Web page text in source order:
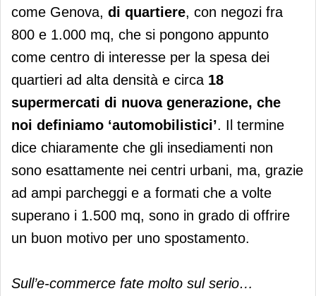
come Genova, di quartiere, con negozi fra
800 e 1.000 mq, che si pongono appunto
come centro di interesse per la spesa dei
quartieri ad alta densità e circa 18
supermercati di nuova generazione, che
noi definiamo ‘automobilistici’. Il termine
dice chiaramente che gli insediamenti non
sono esattamente nei centri urbani, ma, grazie
ad ampi parcheggi e a formati che a volte
superano i 1.500 mq, sono in grado di offrire
un buon motivo per uno spostamento.
Sull’e-commerce fate molto sul serio…